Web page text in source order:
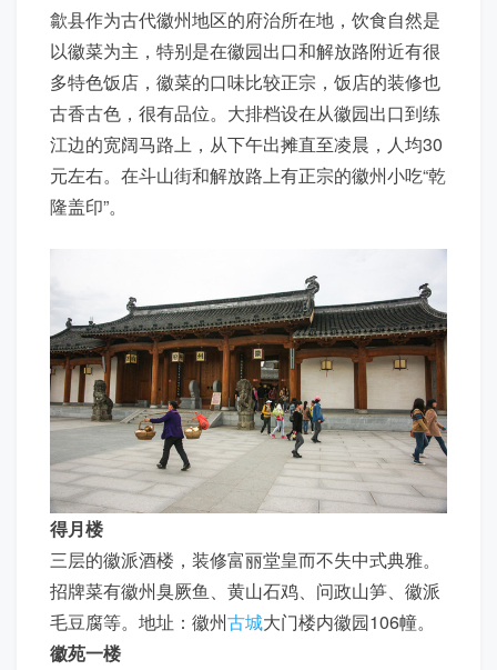
歙县作为古代徽州地区的府治所在地，饮食自然是
以徽菜为主，特别是在徽园出口和解放路附近有很
多特色饭店，徽菜的口味比较正宗，饭店的装修也
古香古色，很有品位。大排档设在从徽园出口到练
江边的宽阔马路上，从下午出摊直至凌晨，人均30
元左右。在斗山街和解放路上有正宗的徽州小吃“乾
隆盖印”。
得月楼
三层的徽派酒楼，装修富丽堂皇而不失中式典雅。
招牌菜有徽州臭厥鱼、黄山石鸡、问政山笋、徽派
毛豆腐等。地址：徽州古城大门楼内徽园106幢。
徽苑一楼